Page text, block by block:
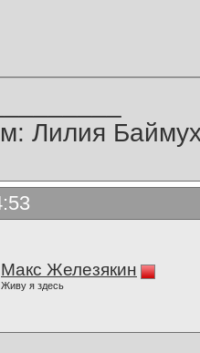
Лилия
Макс Железякин
Живу я здесь